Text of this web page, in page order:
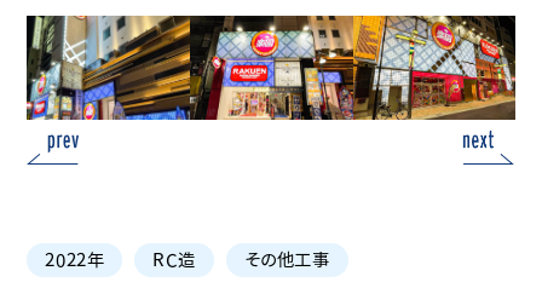
2022年 RC造 その他工事